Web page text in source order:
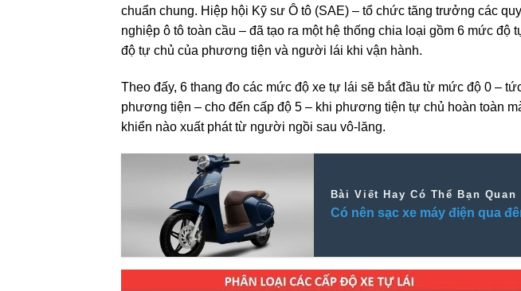
chuẩn chung. Hiệp hội Kỹ sư Ô tô (SAE) – tổ chức tăng trưởng các
nghiệp ô tô toàn cầu – đã tạo ra một hệ thống chia loại gồm 6 mức độ
độ tự chủ của phương tiện và người lái khi vận hành.
Theo đấy, 6 thang đo các mức độ xe tự lái sẽ bắt đầu từ mức độ 0 –
phương tiện – cho đến cấp độ 5 – khi phương tiện tự chủ hoàn toàn
khiển nào xuất phát từ người ngồi sau vô-lăng.
Bài Viết Hay Có Thể Bạn Quan
Có nên sạc xe máy điện qua